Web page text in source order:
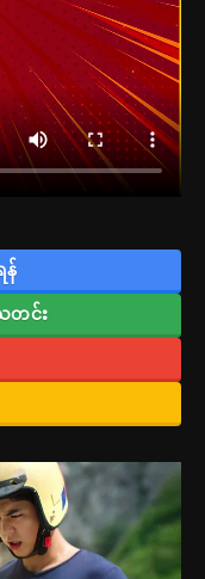
န်
တင်း